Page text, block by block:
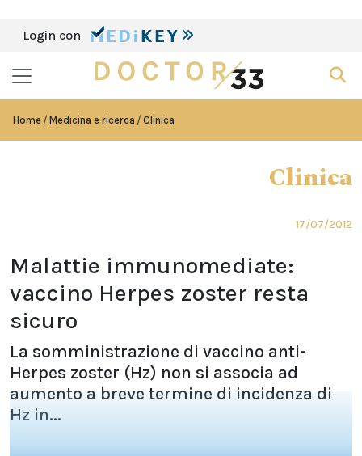
Login con
Home Medicina e ricerca Clinica
Clinica
17/07/2012
Malattie immunomediate:
vaccino Herpes zoster resta
sicuro
La somministrazione di vaccino anti-
Herpes zoster (Hz) non si associa ad
aumento a breve termine di incidenza di
Hz in...